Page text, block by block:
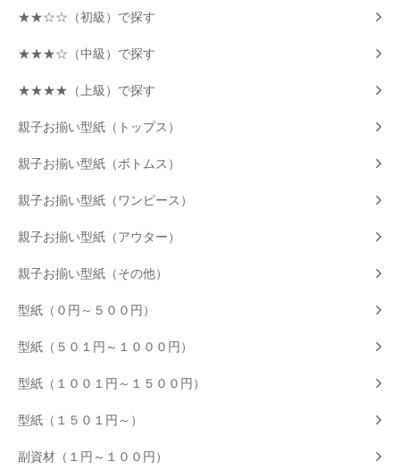
★★☆☆（初級）で探す
★★★☆（中級）で探す
★★★★（上級）で探す
親子お揃い型紙（トップス）
親子お揃い型紙（ボトムス）
親子お揃い型紙（ワンピース）
親子お揃い型紙（アウター）
親子お揃い型紙（その他）
型紙（０円～５００円）
型紙（５０１円～１０００円）
型紙（１００１円～１５００円）
型紙（１５０１円～）
副資材（１円～１００円）